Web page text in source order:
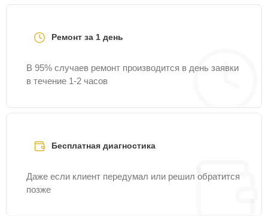
Ремонт за 1 день
В 95% случаев ремонт производится в день заявки
в течение 1-2 часов
Бесплатная диагностика
Даже если клиент передумал или решил обратится
позже